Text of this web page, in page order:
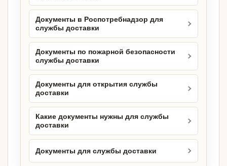
Документы в Роспотребнадзор для
службы доставки
Документы по пожарной безопасности
службы доставки
Документы для открытия службы
доставки
Какие документы нужны для службы
доставки
Документы для службы доставки